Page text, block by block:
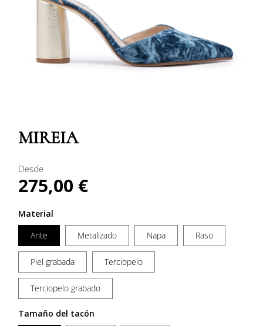
MIREIA
Desde
Precio
habitual
275,00 €
Material
Ante
Metalizado Napa Raso
Piel grabada Terciopelo
Terciopelo grabado
Tamaño del tacón